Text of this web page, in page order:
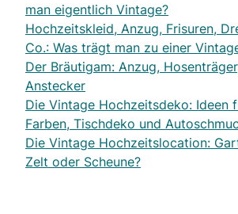
man eigentlich Vintage?
Hochzeitskleid, Anzug, Frisuren,
Co.: Was trägt man zu einer
Der Bräutigam: Anzug,
Anstecker
Die Vintage Hochzeitsdeko: Ideen
Farben, Tischdeko und
Die Vintage Hochzeitslocation:
Zelt oder Scheune?